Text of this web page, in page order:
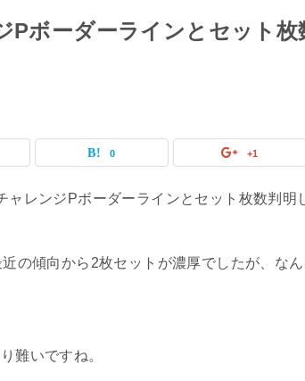
ボーダーラインとセット枚
0 +1
レンジPボーダーラインとセット枚数判明
の傾向から2枚セットが濃厚でしたが、な
難いですね。